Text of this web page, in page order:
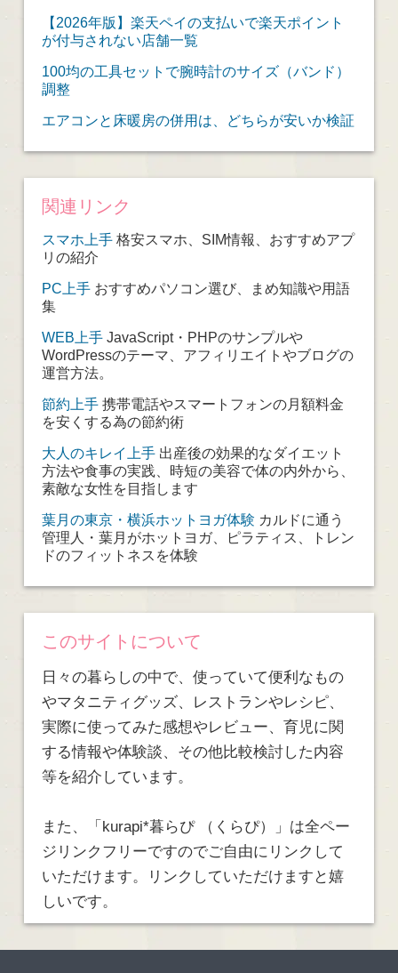
【2026年版】楽天ペイの支払いで楽天ポイント
が付与されない店舗一覧
100均の工具セットで腕時計のサイズ（バンド）
調整
エアコンと床暖房の併用は、どちらが安いか検証
関連リンク
スマホ上手格安スマホ、SIM情報、おすすめアプ
リの紹介
PC上手おすすめパソコン選び、まめ知識や用語
集
WEB上手JavaScript・PHPのサンプルや
WordPressのテーマ、アフィリエイトやブログの
運営方法。
節約上手携帯電話やスマートフォンの月額料金
を安くする為の節約術
大人のキレイ上手出産後の効果的なダイエット
方法や食事の実践、時短の美容で体の内外から、
素敵な女性を目指します
葉月の東京・横浜ホットヨガ体験 カルドに通う
管理人・葉月がホットヨガ、ピラティス、トレン
ドのフィットネスを体験
このサイトについて
日々の暮らしの中で、使っていて便利なもの
やマタニティグッズ、レストランやレシピ、
実際に使ってみた感想やレビュー、育児に関
する情報や体験談、その他比較検討した内容
等を紹介しています。
また、「kurapi*暮らぴ （くらぴ）」は全ペー
ジリンクフリーですのでご自由にリンクして
いただけます。リンクしていただけますと嬉
しいです。